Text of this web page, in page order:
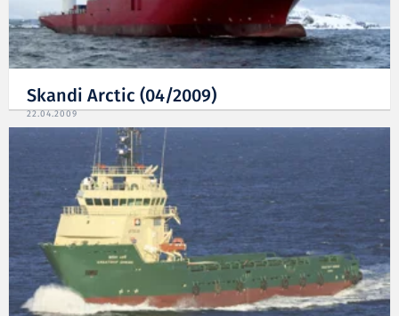
Skandi Arctic (04/2009)
22.04.2009